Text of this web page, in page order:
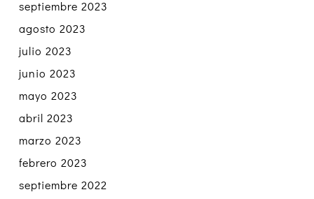
septiembre 2023
agosto 2023
julio 2023
junio 2023
mayo 2023
abril 2023
marzo 2023
febrero 2023
septiembre 2022